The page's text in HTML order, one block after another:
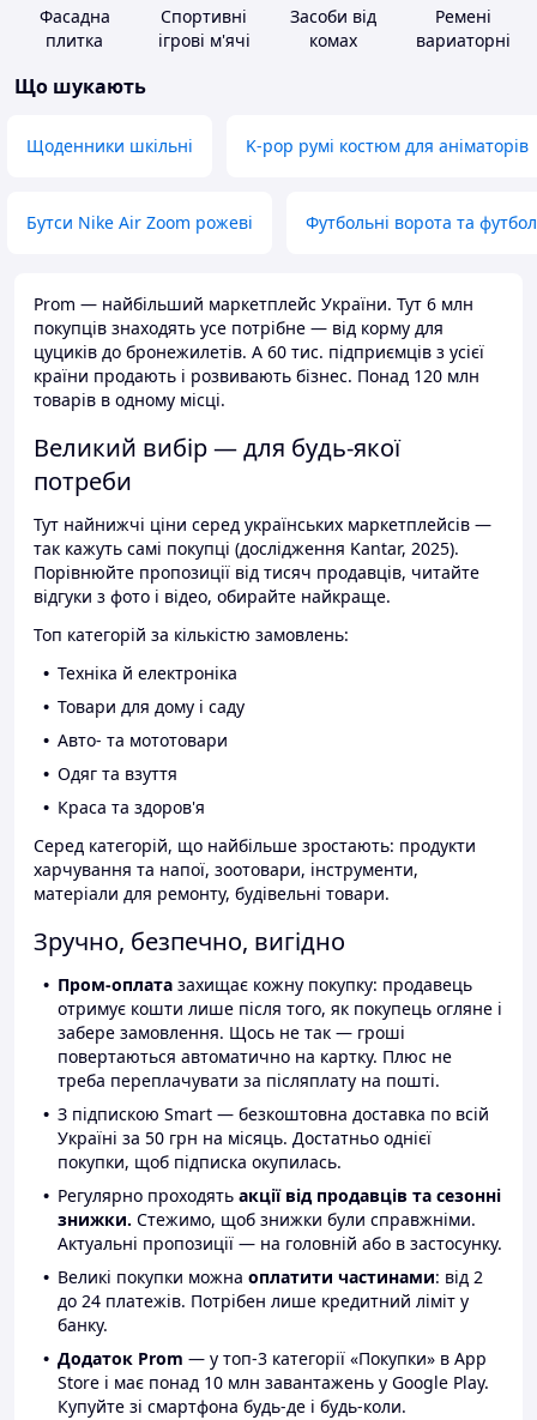
Фасадна
плитка
Спортивні
ігрові м'ячі
Засоби від
комах
Ремені
вариаторні
Що шукають
Щоденники шкільні K-pop румі костюм для аніматорів
Бутси Nike Air Zoom рожеві Футбольні ворота та
Prom — найбільший маркетплейс України. Тут 6 млн
покупців знаходять усе потрібне — від корму для
цуциків до бронежилетів. А 60 тис. підприємців з усієї
країни продають і розвивають бізнес. Понад 120 млн
товарів в одному місці.
Великий вибір — для будь-якої
потреби
Тут найнижчі ціни серед українських маркетплейсів —
так кажуть самі покупці (дослідження Kantar, 2025).
Порівнюйте пропозиції від тисяч продавців, читайте
відгуки з фото і відео, обирайте найкраще.
Топ категорій за кількістю замовлень:
Техніка й електроніка
Товари для дому і саду
Авто- та мототовари
Одяг та взуття
Краса та здоров'я
Серед категорій, що найбільше зростають: продукти
харчування та напої, зоотовари, інструменти,
матеріали для ремонту, будівельні товари.
Зручно, безпечно, вигідно
Пром-оплата захищає кожну покупку: продавець
отримує кошти лише після того, як покупець огляне і
забере замовлення. Щось не так — гроші
повертаються автоматично на картку. Плюс не
треба переплачувати за післяплату на пошті.
З підпискою Smart — безкоштовна доставка по всій
Україні за 50 грн на місяць. Достатньо однієї
покупки, щоб підписка окупилась.
Регулярно проходять акції від продавців та сезонні
знижки. Стежимо, щоб знижки були справжніми.
Актуальні пропозиції — на головній або в застосунку.
Великі покупки можна оплатити частинами: від 2
до 24 платежів. Потрібен лише кредитний ліміт у
банку.
Додаток Prom — у топ-3 категорії «Покупки» в App
Store і має понад 10 млн завантажень у Google Play.
Купуйте зі смартфона будь-де і будь-коли.